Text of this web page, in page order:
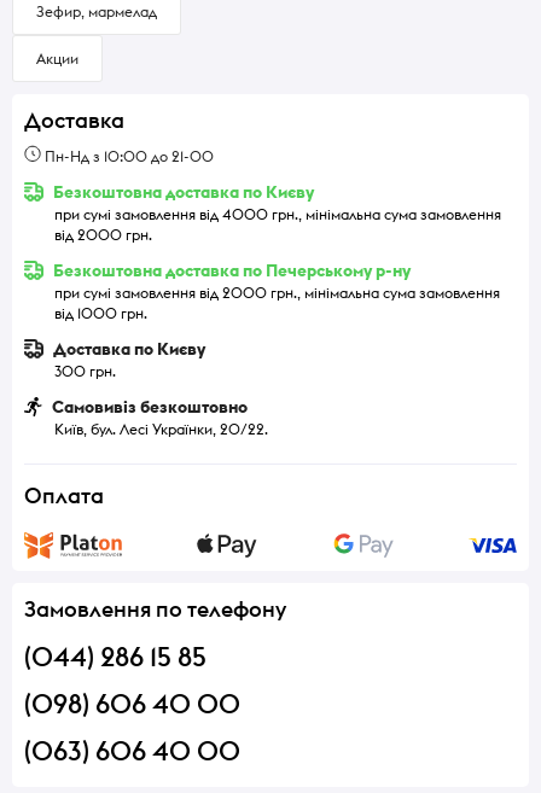
Зефир, мармелад
Акции
Доставка
Пн-Нд з 10:00 до 21-00
Безкоштовна доставка по Києву
при сумі замовлення від 4000 грн., мінімальна сума замовлення
від 2000 грн.
Безкоштовна доставка по Печерському р-ну
при сумі замовлення від 2000 грн., мінімальна сума замовлення
від 1000 грн.
Доставка по Києву
300 грн.
Самовивіз безкоштовно
Київ, бул. Лесі Українки, 20/22.
Оплата
Замовлення по телефону
(044) 286 15 85
(098) 606 40 00
(063) 606 40 00